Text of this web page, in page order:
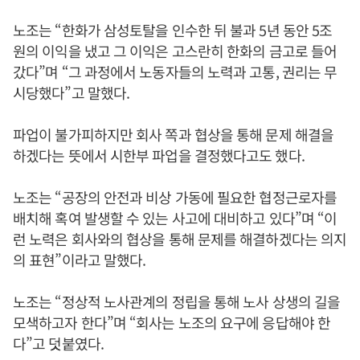
노조는 “한화가 삼성토탈을 인수한 뒤 불과 5년 동안 5조
원의 이익을 냈고 그 이익은 고스란히 한화의 금고로 들어
갔다”며 “그 과정에서 노동자들의 노력과 고통, 권리는 무
시당했다”고 말했다.
파업이 불가피하지만 회사 쪽과 협상을 통해 문제 해결을
하겠다는 뜻에서 시한부 파업을 결정했다고도 했다.
노조는 “공장의 안전과 비상 가동에 필요한 협정근로자를
배치해 혹여 발생할 수 있는 사고에 대비하고 있다”며 “이
런 노력은 회사와의 협상을 통해 문제를 해결하겠다는 의지
의 표현”이라고 말했다.
노조는 “정상적 노사관계의 정립을 통해 노사 상생의 길을
모색하고자 한다”며 “회사는 노조의 요구에 응답해야 한
다”고 덧붙였다.